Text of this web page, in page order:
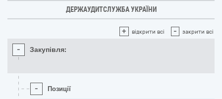
ДЕРЖАУДИТСЛУЖБА УКРАЇНИ
+ відкрити всі - закрити всі
- Закупівля:
- Позиції